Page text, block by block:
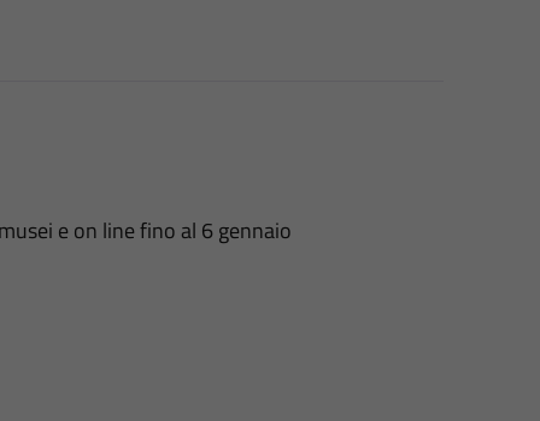
e on line fino al 6 gennaio